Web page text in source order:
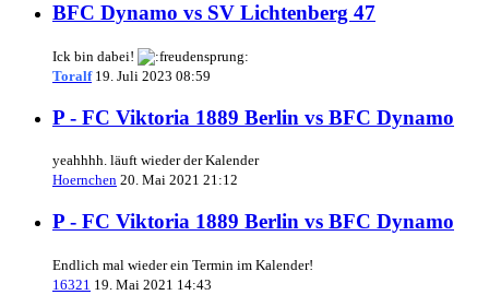
BFC Dynamo vs SV Lichtenberg 47
Ick bin dabei!
Toralf 19. Juli 2023 08:59
P - FC Viktoria 1889 Berlin vs BFC Dynamo
yeahhhh. läuft wieder der Kalender
Hoernchen 20. Mai 2021 21:12
P - FC Viktoria 1889 Berlin vs BFC Dynamo
Endlich mal wieder ein Termin im Kalender!
16321 19. Mai 2021 14:43